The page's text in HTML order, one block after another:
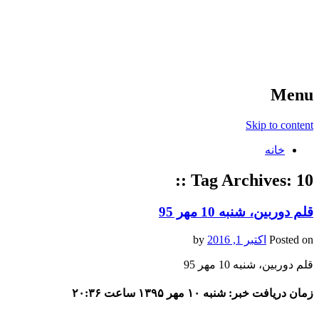
Menu
Skip to content
خانه
Tag Archives: 10 ::
قلم دوربین، شنبه 10 مهر 95
Posted on اکتبر 1, 2016
قلم دوربین، شنبه 10 مهر 95
زمان دریافت خبر: شنبه ۱۰ مهر ۱۳۹۵ ساعت ۲۰:۳۶